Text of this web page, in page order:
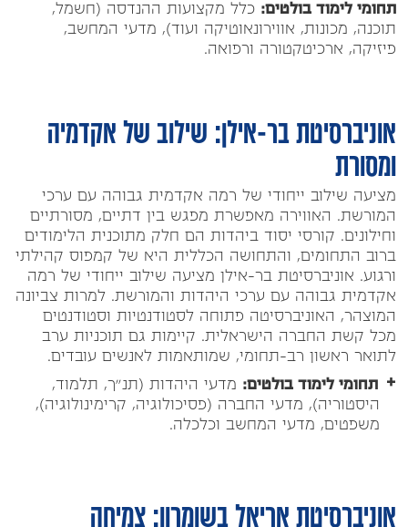
תחומי לימוד בולטים: כלל מקצועות ההנדסה (חשמל,
תוכנה, מכונות, אווירונאוטיקה ועוד), מדעי המחשב,
פיזיקה, ארכיטקטורה ורפואה.
אוניברסיטת בר-אילן: שילוב של אקדמיה
ומסורת
מציעה שילוב ייחודי של רמה אקדמית גבוהה עם ערכי
המורשת. האווירה מאפשרת מפגש בין דתיים, מסורתיים
וחילונים. קורסי יסוד ביהדות הם חלק מתוכנית הלימודים
ברוב התחומים, והתחושה הכללית היא של קמפוס קהילתי
ורגוע. אוניברסיטת בר-אילן מציעה שילוב ייחודי של רמה
אקדמית גבוהה עם ערכי היהדות והמורשת. למרות צביונה
המוצהר, האוניברסיטה פתוחה לסטודנטיות וסטודנטים
מכל קשת החברה הישראלית. קיימות גם תוכניות ערב
לתואר ראשון רב-תחומי, שמותאמות לאנשים עובדים.
תחומי לימוד בולטים: מדעי היהדות (תנ"ך, תלמוד,
היסטוריה), מדעי החברה (פסיכולוגיה, קרימינולוגיה),
משפטים, מדעי המחשב וכלכלה.
אוניברסיטת אריאל בשומרון: צמיחה